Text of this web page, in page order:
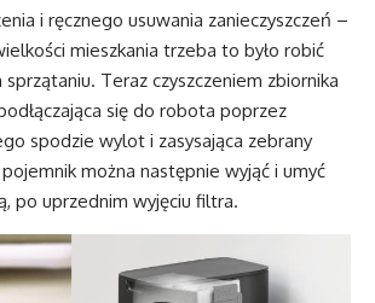
i ręcznego usuwania zanieczyszczeń –
mieszkania trzeba to było robić
Teraz czyszczeniem zbiornika
się do robota poprzez
spodzie wylot i zasysająca zebrany
można następnie wyjąć i umyć
po uprzednim wyjęciu filtra.